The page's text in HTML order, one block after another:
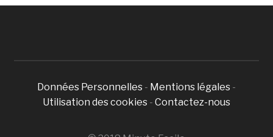
Données Personnelles - Mentions légales -
Utilisation des cookies - Contactez-nous